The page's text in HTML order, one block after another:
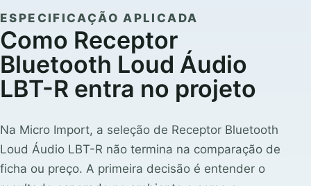
ESPECIFICAÇÃO APLICADA
Como Receptor
Bluetooth Loud Áudio
LBT-R entra no projeto
Na Micro Import, a seleção de Receptor Bluetooth
Loud Áudio LBT-R não termina na comparação de
ficha ou preço. A primeira decisão é entender o